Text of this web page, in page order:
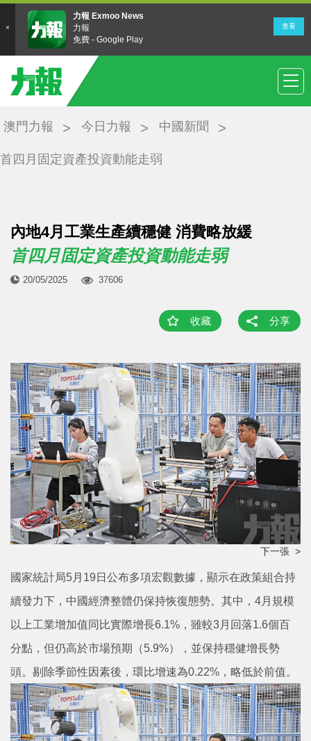
澳門力報 今日力報 中國新聞
首四月固定資產投資動能走弱
內地4月工業生產續穩健 消費略放緩
首四月固定資產投資動能走弱
20/05/2025 37606
收藏 分享
下一張 >
國家統計局5月19日公布多項宏觀數據，顯示在政策組合持
續發力下，中國經濟整體仍保持恢復態勢。其中，4月規模
以上工業增加值同比實際增長6.1%，雖較3月回落1.6個百
分點，但仍高於市場預期（5.9%），並保持穩健增長勢
頭。剔除季節性因素後，環比增速為0.22%，略低於前值。